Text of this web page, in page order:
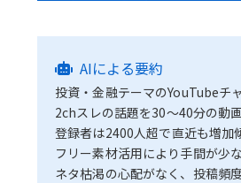
AIによる要約
投資・金融テーマのYouTubeチ
2chスレの話題を30～40分の動
登録者は2400人超で直近も増加
フリー素材活用により手間が少
ネタ枯渇の心配がなく、投稿頻